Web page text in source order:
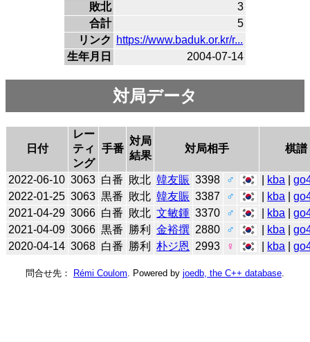
敗北
3
合計
5
リンク
https://www.baduk.or.kr/r...
生年月日
2004-07-14
対局データ
日付
レー
ティ
ング
手番
対局
結果
対局相手 棋譜
2022-06-10 3063 白番 敗北 韓友賑 3398 ♂ kba |
2022-01-25 3063 黒番 敗北 韓友賑 3387 ♂ kba |
2021-04-29 3066 白番 敗北 文敏鍾 3370 ♂ kba |
2021-04-09 3066 黒番 勝利 金裕撰 2880 ♂ kba |
2020-04-14 3068 白番 勝利 朴ジ恩 2993 ♀ kba |
問合せ先： Rémi Coulom . Powered by joedb, the C++ database